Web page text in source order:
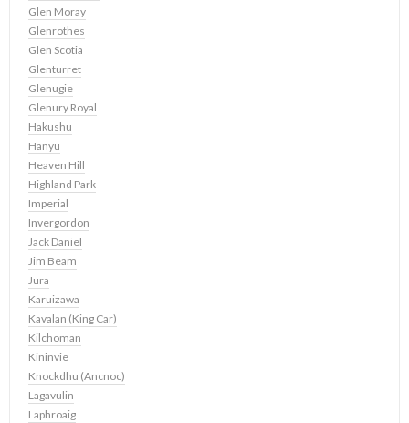
Glen Moray
Glenrothes
Glen Scotia
Glenturret
Glenugie
Glenury Royal
Hakushu
Hanyu
Heaven Hill
Highland Park
Imperial
Invergordon
Jack Daniel
Jim Beam
Jura
Karuizawa
Kavalan (King Car)
Kilchoman
Kininvie
Knockdhu (Ancnoc)
Lagavulin
Laphroaig